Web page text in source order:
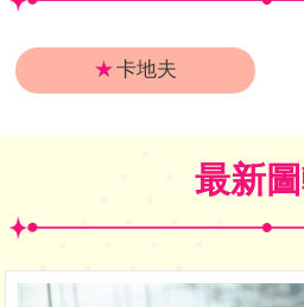
★卡地夫
最新